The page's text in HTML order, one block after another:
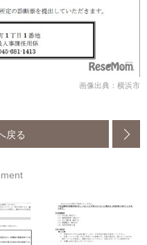
画像出典：横浜市
戻る